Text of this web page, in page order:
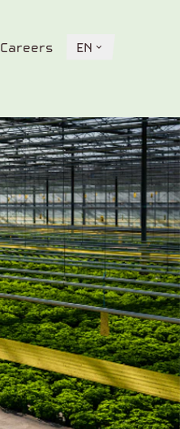
Careers EN